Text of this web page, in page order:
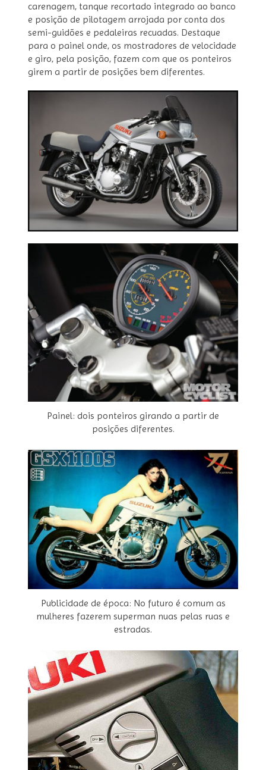
carenagem, tanque recortado integrado ao banco
e posição de pilotagem arrojada por conta dos
semi-guidões e pedaleiras recuadas. Destaque
para o painel onde, os mostradores de velocidade
e giro, pela posição, fazem com que os ponteiros
girem a partir de posições bem diferentes.
Painel: dois ponteiros girando a partir de
posições diferentes.
Publicidade de época: No futuro é comum as
mulheres fazerem superman nuas pelas ruas e
estradas.